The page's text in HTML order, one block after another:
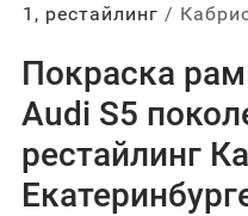
1, рестайлинг
Покраска
Audi S5
рестайлинг